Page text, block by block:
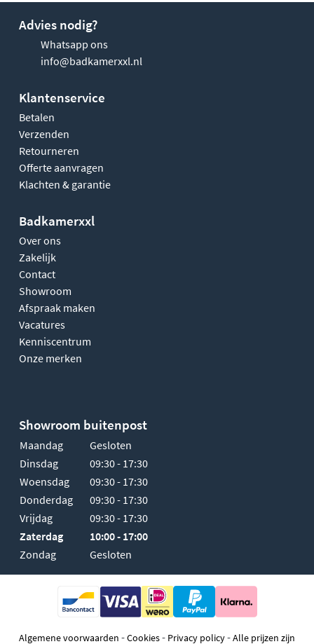
Advies nodig?
Whatsapp ons
info@badkamerxxl.nl
Klantenservice
Betalen
Verzenden
Retourneren
Offerte aanvragen
Klachten & garantie
Badkamerxxl
Over ons
Zakelijk
Contact
Showroom
Afspraak maken
Vacatures
Kenniscentrum
Onze merken
Showroom buitenpost
Maandag
Gesloten
Dinsdag
09:30 - 17:30
Woensdag
09:30 - 17:30
Donderdag
09:30 - 17:30
Vrijdag
09:30 - 17:30
Zaterdag
10:00 - 17:00
Zondag
Gesloten
Algemene voorwaarden -Cookies- Privacy policy-Alle prijzen zijn